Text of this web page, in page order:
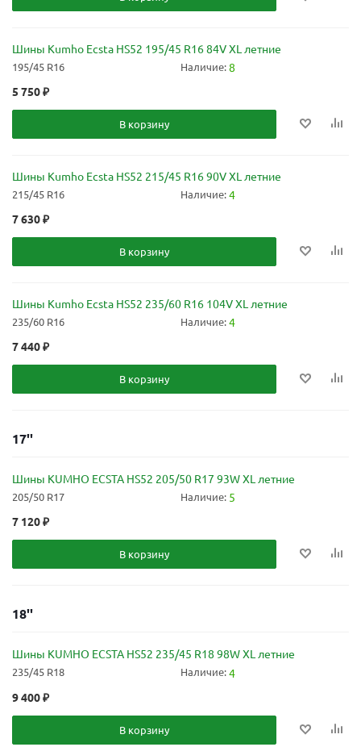
Шины Kumho Ecsta HS52 195/45 R16 84V XL летние
195/45 R16 Наличие:8
5 750₽
В корзину
Шины Kumho Ecsta HS52 215/45 R16 90V XL летние
215/45 R16 Наличие:4
7 630₽
В корзину
Шины Kumho Ecsta HS52 235/60 R16 104V XL летние
235/60 R16 Наличие:4
7 440₽
В корзину
17''
Шины KUMHO ECSTA HS52 205/50 R17 93W XL летние
205/50 R17 Наличие: 5
7 120₽
В корзину
18''
Шины KUMHO ECSTA HS52 235/45 R18 98W XL летние
235/45 R18 Наличие:4
9 400₽
В корзину